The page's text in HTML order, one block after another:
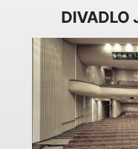
DIVADLO